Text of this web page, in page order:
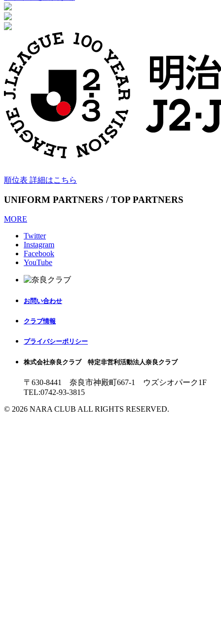
順位表 詳細はこちら
UNIFORM PARTNERS / TOP PARTNERS
MORE
Twitter
Instagram
Facebook
YouTube
お問い合わせ
クラブ情報
プライバシーポリシー
株式会社奈良クラブ 特定非営利活動法人奈良クラブ
〒630-8441 奈良市神殿町667-1
ウズシオパーク1F
TEL:0742-93-3815
© 2026 NARA CLUB ALL RIGHTS RESERVED.